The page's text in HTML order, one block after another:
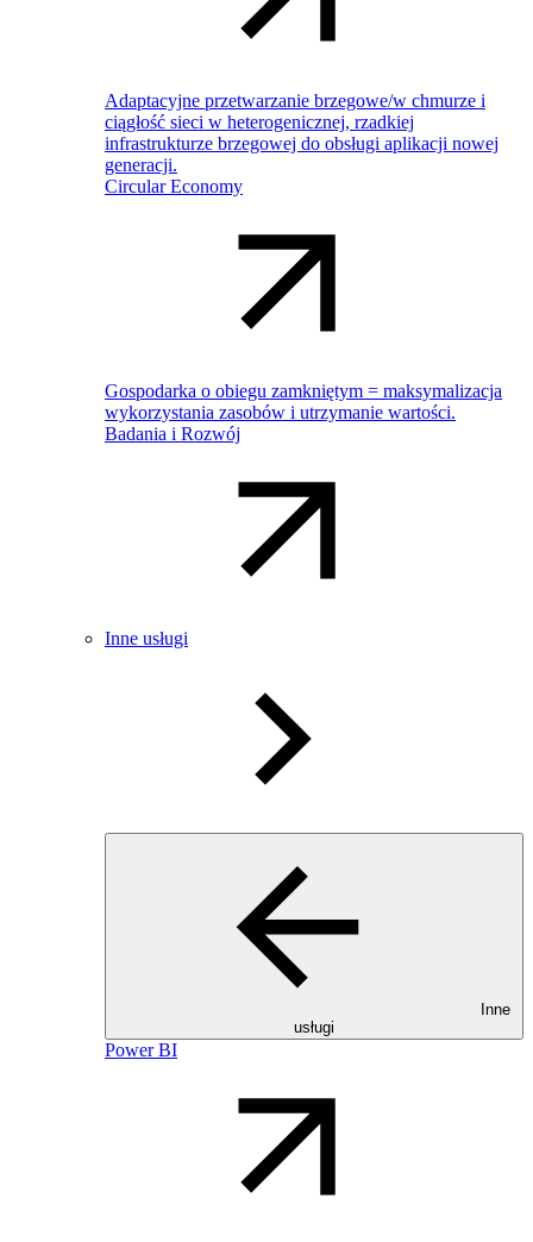
Adaptacyjne przetwarzanie brzegowe/w chmurze i
ciągłość sieci w heterogenicznej, rzadkiej
infrastrukturze brzegowej do obsługi aplikacji nowej
generacji.
Circular Economy
Gospodarka o obiegu zamkniętym = maksymalizacja
wykorzystania zasobów i utrzymanie wartości.
Badania i Rozwój
Inne usługi
Inne
usługi
Power BI